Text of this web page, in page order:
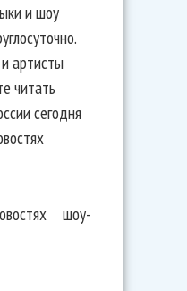
и шоу
артисты
читать
сегодня
шоу-